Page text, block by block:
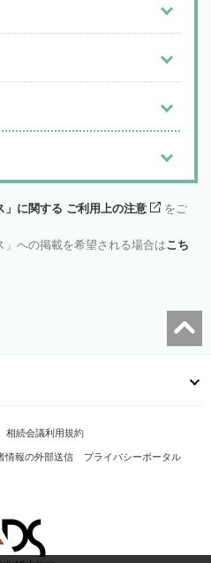
」に関する ご利用上の注意
をご
」への掲載を希望される場合はこち
相続会議利用規約
情報の外部送信 プライバシーポータル